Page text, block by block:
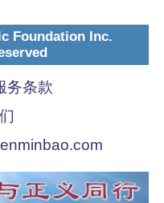
Foundation Inc.
务条款